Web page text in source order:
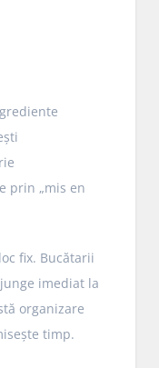
prin „mis en
fix. Bucătarii
imediat la
organizare
timp.